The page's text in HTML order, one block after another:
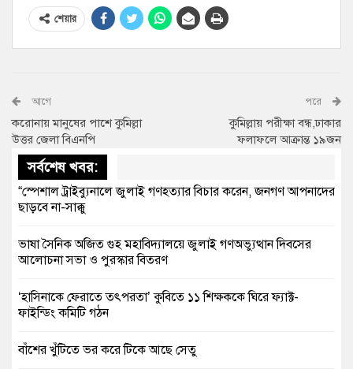
শেয়ার
আগে
করোনায় মানুষের পাশে কুমিল্লা
উত্তর জেলা বিএনপি
পরে
কুমিল্লায় পরীক্ষা বন্ধ,ঢাকার
ফলাফলে আক্রান্ত ১৯জন
সর্বশেষ খবর:
“স্পেশাল ট্রাইব্যুনালে জুলাই গণহত্যার বিচার করেন, জনগণ আপনাদের
ছাড়বে না-সাক্কু
ভাষা সৈনিক অজিত গুহ মহাবিদ্যালয়ে জুলাই গণঅভ্যুত্থান দিবসের
আলোচনা সভা ও পুরস্কার বিতরণ
‘হাসিনাকে ফেরাতে তৎপরতা’ কুবিতে ১১ শিক্ষককে ঘিরে ফ্যাক্ট-
ফাইন্ডিং কমিটি গঠন
বাঁশের খুঁটিতে ভর করে টিকে আছে সেতু